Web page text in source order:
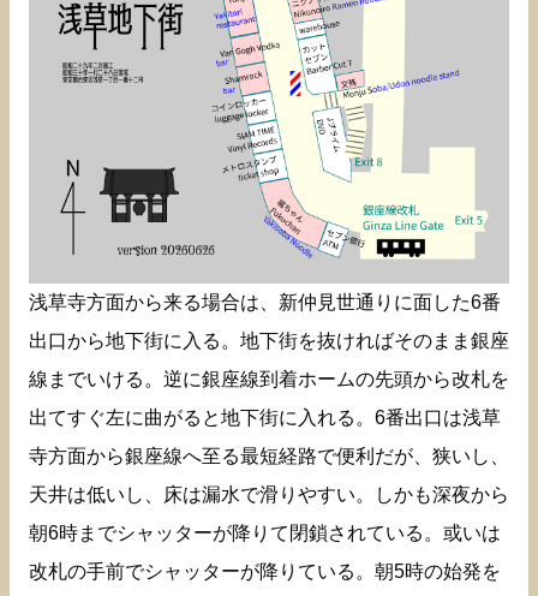
浅草寺方面から来る場合は、新仲見世通りに面した6番
出口から地下街に入る。地下街を抜ければそのまま銀座
線までいける。逆に銀座線到着ホームの先頭から改札を
出てすぐ左に曲がると地下街に入れる。6番出口は浅草
寺方面から銀座線へ至る最短経路で便利だが、狭いし、
天井は低いし、床は漏水で滑りやすい。しかも深夜から
朝6時までシャッターが降りて閉鎖されている。或いは
改札の手前でシャッターが降りている。朝5時の始発を